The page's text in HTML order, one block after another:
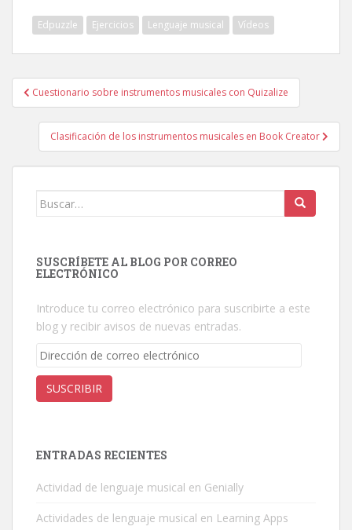
Edpuzzle Ejercicios Lenguaje musical Vídeos
Navegación
de
entradas
Cuestionario sobre instrumentos musicales con Quizalize
Clasificación de los instrumentos musicales en Book Creator
Buscar:
SUSCRÍBETE AL BLOG POR CORREO
ELECTRÓNICO
Introduce tu correo electrónico para suscribirte a este
blog y recibir avisos de nuevas entradas.
Dirección
correo
electrónico
SUSCRIBIR
ENTRADAS RECIENTES
Actividad de lenguaje musical en Genially
Actividades de lenguaje musical en Learning Apps